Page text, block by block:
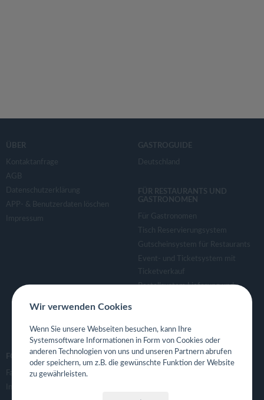
ÜBER
Kontaktanfrage
AGB
Datenschutzerklärung
APP- & Benutzerdaten löschen
Impressum
GASTROGUIDE
Deutschland
FÜR RESTAURANTS UND
GASTRONOMEN
Für Gastronomen
Tisch Reservierungsystem
Gutscheinsystem für Restaurants
Event- und Ticketsystem mit
Ticketverkauf
Bestellsystem Lieferung und
Eigene App für Restaurant
FOLGE UNS
Facebook
Instagram
Wir verwenden Cookies
Wenn Sie unsere Webseiten besuchen, kann Ihre
Systemsoftware Informationen in Form von Cookies oder
anderen Technologien von uns und unseren Partnern abrufen
oder speichern, um z.B. die gewünschte Funktion der Website
zu gewährleisten.